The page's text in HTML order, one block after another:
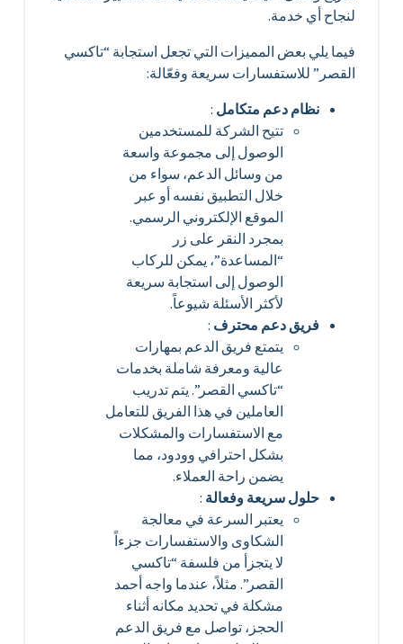
لنجاح أي خدمة.
فيما يلي بعض المميزات التي تجعل استجابة “تاكسي
القصر” للاستفسارات سريعة وفعّالة:
نظام دعم متكامل:
تتيح الشركة للمستخدمين
الوصول إلى مجموعة واسعة
من وسائل الدعم، سواء من
خلال التطبيق نفسه أو عبر
الموقع الإلكتروني الرسمي.
بمجرد النقر على زر
“المساعدة”، يمكن للركاب
الوصول إلى استجابة سريعة
لأكثر الأسئلة شيوعاً.
فريق دعم محترف:
يتمتع فريق الدعم بمهارات
عالية ومعرفة شاملة بخدمات
“تاكسي القصر”. يتم تدريب
العاملين في هذا الفريق للتعامل
مع الاستفسارات والمشكلات
بشكل احترافي وودود، مما
يضمن راحة العملاء.
حلول سريعة وفعالة:
يعتبر السرعة في معالجة
الشكاوى والاستفسارات جزءاً
لا يتجزأ من فلسفة “تاكسي
القصر”. مثلاً، عندما واجه أحمد
مشكلة في تحديد مكانه أثناء
الحجز، تواصل مع فريق الدعم